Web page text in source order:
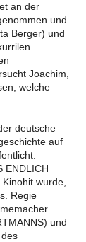
an der
und
Berger) und
Joachim,
welche
deutsche
auf
ENDLICH
wurde,
Regie
und